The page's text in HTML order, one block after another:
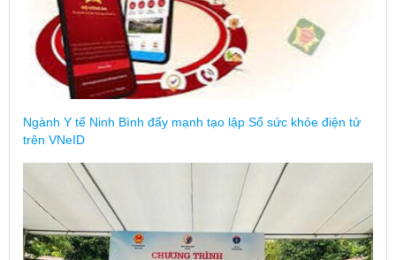
Ngành Y tế Ninh Bình đẩy mạnh tạo lập Sổ sức khỏe điện tử
trên VNeID